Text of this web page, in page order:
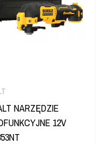
NARZĘDZIE
12V